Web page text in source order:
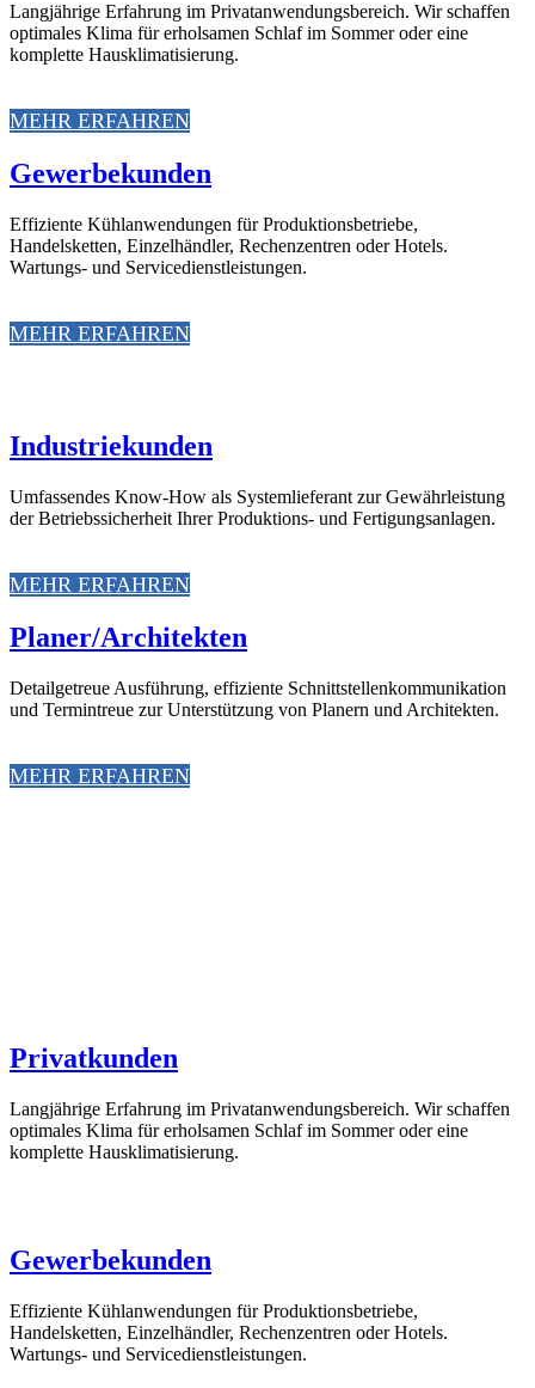
Langjährige Erfahrung im Privatanwendungsbereich. Wir schaffen
optimales Klima für erholsamen Schlaf im Sommer oder eine
komplette Hausklimatisierung.
MEHR ERFAHREN
Gewerbekunden
Effiziente Kühlanwendungen für Produktionsbetriebe,
Handelsketten, Einzelhändler, Rechenzentren oder Hotels.
Wartungs- und Servicedienstleistungen.
MEHR ERFAHREN
Industriekunden
Umfassendes Know-How als Systemlieferant zur Gewährleistung
der Betriebssicherheit Ihrer Produktions- und Fertigungsanlagen.
MEHR ERFAHREN
Planer/Architekten
Detailgetreue Ausführung, effiziente Schnittstellenkommunikation
und Termintreue zur Unterstützung von Planern und Architekten.
MEHR ERFAHREN
Privatkunden
Langjährige Erfahrung im Privatanwendungsbereich. Wir schaffen
optimales Klima für erholsamen Schlaf im Sommer oder eine
komplette Hausklimatisierung.
Gewerbekunden
Effiziente Kühlanwendungen für Produktionsbetriebe,
Handelsketten, Einzelhändler, Rechenzentren oder Hotels.
Wartungs- und Servicedienstleistungen.